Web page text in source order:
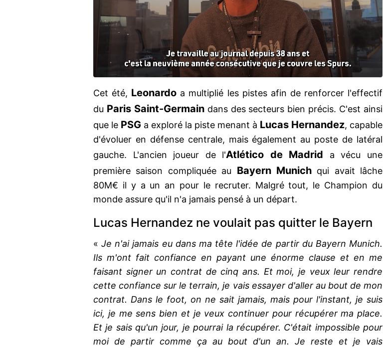
Cet été, Leonardo a multiplié les pistes afin de renforcer l'effectif
du Paris Saint-Germaindans des secteurs bien précis. C'est ainsi
que le PSG a exploré la piste menant à Lucas Hernandez, capable
d'évoluer en défense centrale, mais également au poste de latéral
gauche. L'ancien joueur de l'Atlético de Madrid a vécu une
première saison compliquée au Bayern Munichqui avait lâche
80M€ il y a un an pour le recruter. Malgré tout, le Champion du
monde assure qu'il n'a jamais pensé à un départ.
Lucas Hernandez ne voulait pas quitter le Bayern
«Je n'ai jamais eu dans ma tête l'idée de partir du Bayern Munich.
Ils m'ont fait confiance en payant une énorme clause et en me
faisant signer un contrat de cinq ans. Et moi, je veux leur rendre
cette confiance sur le terrain, je vais essayer d'aller au bout de mon
contrat. Dans le foot, on ne sait jamais, mais pour l'instant, je suis
ici, je me sens bien et je veux continuer pour récupérer ma place.
Et je sais qu'un jour, je pourrai la récupérer. C'était impossible pour
moi de partir comme ça au bout d'un an. Je reste et je vais